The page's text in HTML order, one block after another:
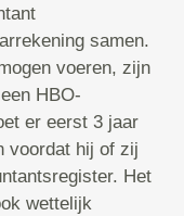
samen.
voeren, zijn
HBO-
er eerst 3 jaar
voordat hij of zij
Het
wettelijk